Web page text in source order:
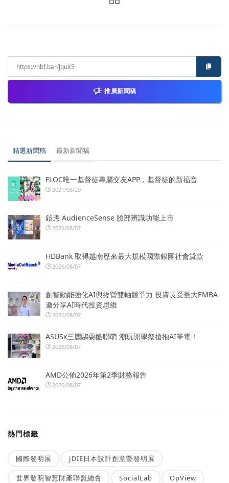
推廣新聞稿
精選新聞稿 最新新聞稿
FLOC唯一基督徒專屬交友APP，基督徒的新福音
2021/03/29
鎧應 AudienceSense 臉部辨識功能上市
2026/08/07
HDBank 取得越南歷來最大規模國際銀團社會貸款
2026/08/07
創智動能強化AI與經營雙軸競爭力 投資長受臺大EMBA
邀分享AI時代投資思維
2026/08/07
ASUSx三麗鷗耍酷聯萌 潮玩開學祭搶抱AI筆電！
2026/08/07
AMD公佈2026年第2季財務報告
2026/08/07
熱門標籤
國際發明展 JDIE日本設計創意暨發明展
世界發明智慧財產聯盟總會 SocialLab OpView